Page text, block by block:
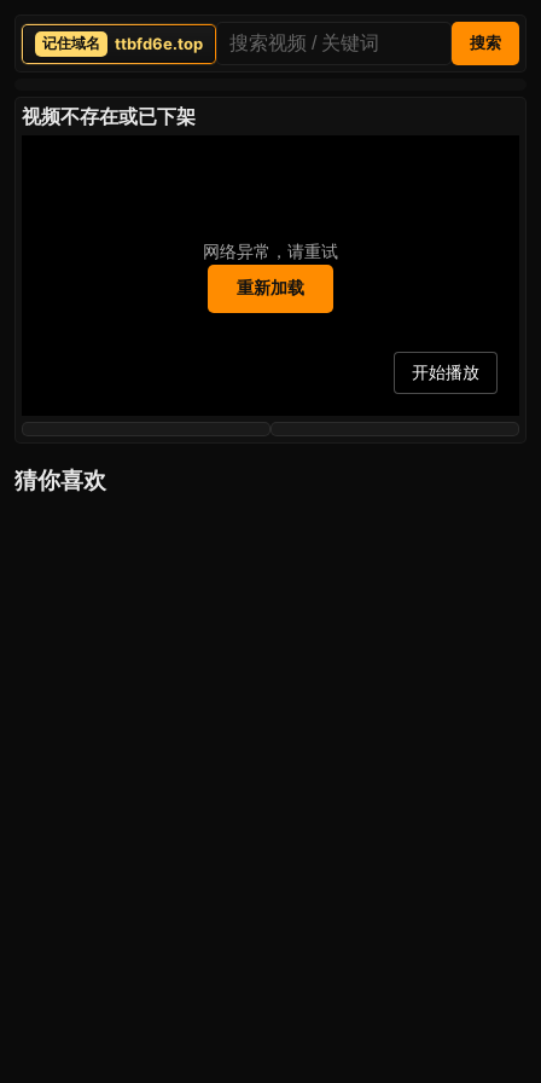
ttbfd6e.top 搜索
视频不存在或已下架
网络异常，请重试
重新加载
开始播放
猜你喜欢